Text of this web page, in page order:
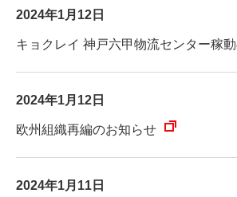
2024年1月12日
キョクレイ 神戸六甲物流センター稼
2024年1月12日
欧州組織再編のお知らせ
2024年1月11日